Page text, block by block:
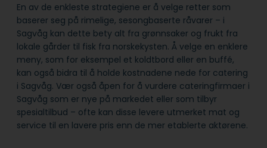
En av de enkleste strategiene er å velge retter som
baserer seg på rimelige, sesongbaserte råvarer – i
Sagvåg kan dette bety alt fra grønnsaker og frukt fra
lokale gårder til fisk fra norskekysten. Å velge en enklere
meny, som for eksempel et koldtbord eller en buffé,
kan også bidra til å holde kostnadene nede for catering
i Sagvåg. Vær også åpen for å vurdere cateringfirmaer i
Sagvåg som er nye på markedet eller som tilbyr
spesialtilbud – ofte kan disse levere utmerket mat og
service til en lavere pris enn de mer etablerte aktørene.